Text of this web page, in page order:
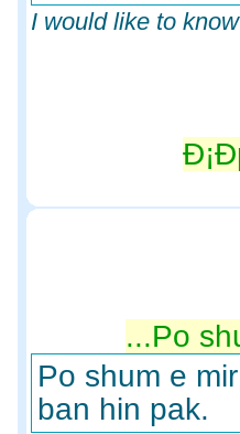
I would like to
Po
Po shum e
ban hin pak.